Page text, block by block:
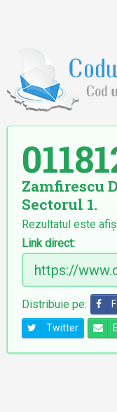
Zamfirescu
Sectorul 1.
Rezultatul este
Link direct:
Distribuie pe:
Twitter